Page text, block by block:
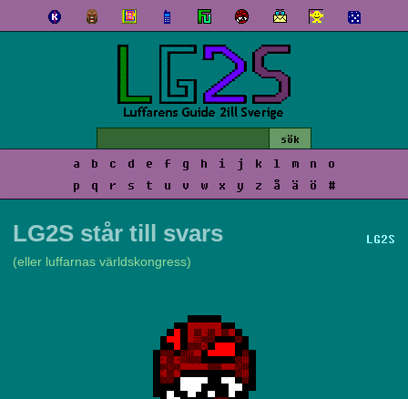
a b c d e f g h i j k l m n
o
p
q r s t u v w x y z å ä ö #
LG2S
LG2S står till svars
(eller luffarnas världskongress)